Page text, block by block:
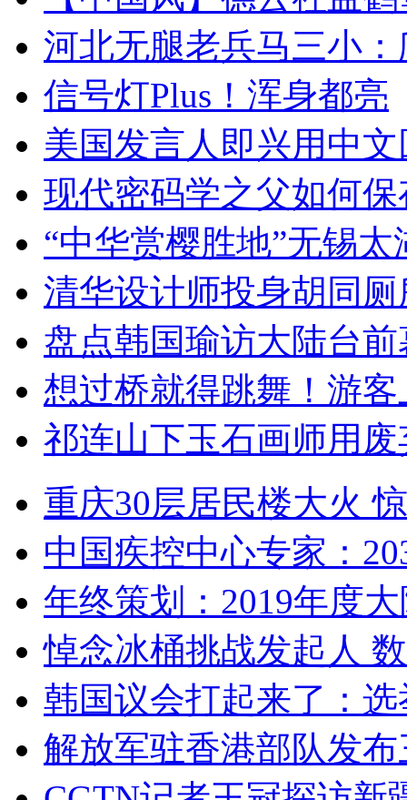
河北无腿老兵马三小
信号灯Plus！浑身都亮
美国发言人即兴用中
现代密码学之父如何
“中华赏樱胜地”无锡
清华设计师投身胡同
盘点韩国瑜访大陆台
想过桥就得跳舞！游客
祁连山下玉石画师用
重庆30层居民楼大火
中国疾控中心专家：
年终策划：2019年度
悼念冰桶挑战发起人
韩国议会打起来了：
解放军驻香港部队发